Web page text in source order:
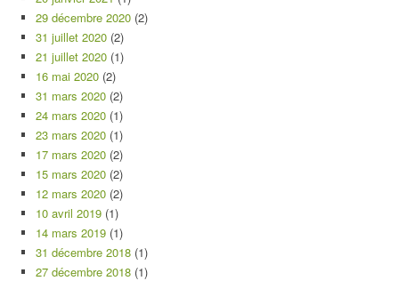
29 décembre 2020 (2)
31 juillet 2020 (2)
21 juillet 2020 (1)
16 mai 2020 (2)
31 mars 2020 (2)
24 mars 2020 (1)
23 mars 2020 (1)
17 mars 2020 (2)
15 mars 2020 (2)
12 mars 2020 (2)
10 avril 2019 (1)
14 mars 2019 (1)
31 décembre 2018 (1)
27 décembre 2018 (1)